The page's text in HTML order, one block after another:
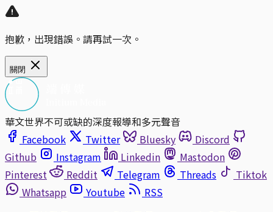
抱歉，出現錯誤。請再試一次。
關閉
華文世界不可或缺的深度報導和多元聲音
Facebook
Twitter Bluesky
Discord
Github
Instagram Linkedin
Mastodon
Pinterest
Reddit Telegram Threads
Tiktok
Whatsapp
Youtube
RSS